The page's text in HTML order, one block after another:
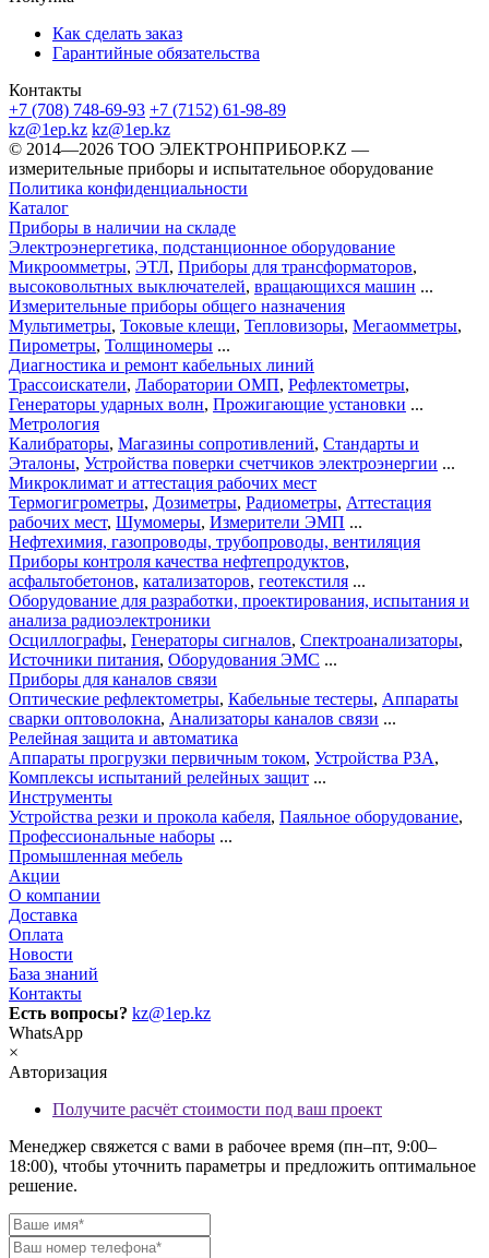
Как сделать заказ
Гарантийные обязательства
Контакты
+7 (708) 748-69-93 +7 (7152) 61-98-89
kz@1ep.kz kz@1ep.kz
©️ 2014—2026 ТОО ЭЛЕКТРОНПРИБОР.KZ —
измерительные приборы и испытательное оборудование
Политика конфиденциальности
Каталог
Приборы в наличии на складе
Электроэнергетика, подстанционное оборудование
Микроомметры, ЭТЛ, Приборы для трансформаторов,
высоковольтных выключателей, вращающихся машин ...
Измерительные приборы общего назначения
Мультиметры, Токовые клещи, Тепловизоры, Мегаомметры,
Пирометры, Толщиномеры ...
Диагностика и ремонт кабельных линий
Трассоискатели, Лаборатории ОМП, Рефлектометры,
Генераторы ударных волн, Прожигающие установки ...
Метрология
Калибраторы, Магазины сопротивлений, Стандарты и
Эталоны, Устройства поверки счетчиков электроэнергии ...
Микроклимат и аттестация рабочих мест
Термогигрометры, Дозиметры, Радиометры, Аттестация
рабочих мест, Шумомеры, Измерители ЭМП ...
Нефтехимия, газопроводы, трубопроводы, вентиляция
Приборы контроля качества нефтепродуктов,
асфальтобетонов, катализаторов, геотекстиля ...
Оборудование для разработки, проектирования, испытания и
анализа радиоэлектроники
Осциллографы, Генераторы сигналов, Спектроанализаторы,
Источники питания, Оборудования ЭМС ...
Приборы для каналов связи
Оптические рефлектометры, Кабельные тестеры, Аппараты
сварки оптоволокна, Анализаторы каналов связи ...
Релейная защита и автоматика
Аппараты прогрузки первичным током, Устройства РЗА,
Комплексы испытаний релейных защит ...
Инструменты
Устройства резки и прокола кабеля, Паяльное оборудование,
Профессиональные наборы ...
Промышленная мебель
Акции
О компании
Доставка
Оплата
Новости
База знаний
Контакты
Есть вопросы? kz@1ep.kz
WhatsApp
×
Авторизация
Получите расчёт стоимости под ваш проект
Менеджер свяжется с вами в рабочее время (пн–пт, 9:00–
18:00), чтобы уточнить параметры и предложить оптимальное
решение.